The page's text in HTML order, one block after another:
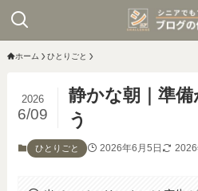
ホーム ひとりごと
静かな朝｜準
う
2026
6/09
ひとりごと 2026年6月5日 2026